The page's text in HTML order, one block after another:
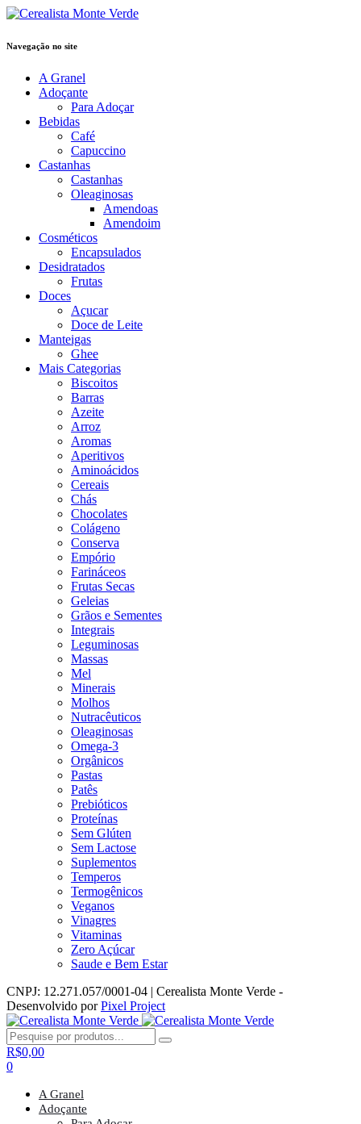
Navegação no site
A Granel
Adoçante
Para Adoçar
Bebidas
Café
Capuccino
Castanhas
Castanhas
Oleaginosas
Amendoas
Amendoim
Cosméticos
Encapsulados
Desidratados
Frutas
Doces
Açucar
Doce de Leite
Manteigas
Ghee
Mais Categorias
Biscoitos
Barras
Azeite
Arroz
Aromas
Aperitivos
Aminoácidos
Cereais
Chás
Chocolates
Colágeno
Conserva
Empório
Farináceos
Frutas Secas
Geleias
Grãos e Sementes
Integrais
Leguminosas
Massas
Mel
Minerais
Molhos
Nutracêuticos
Oleaginosas
Omega-3
Orgânicos
Pastas
Patês
Prebióticos
Proteínas
Sem Glúten
Sem Lactose
Suplementos
Temperos
Termogênicos
Veganos
Vinagres
Vitaminas
Zero Açúcar
Saude e Bem Estar
CNPJ: 12.271.057/0001-04 | Cerealista Monte Verde -
Desenvolvido porPixel Project
R$0,00
0
A Granel
Adoçante